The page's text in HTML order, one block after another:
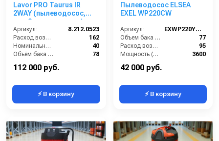
Lavor PRO Taurus IR
2WAY (пылеводосос,
для 2-х операторов)
Артикул:
8.212.0523
Расход воздуха (л/сек):
162
Номинальный диаметр принадлежностей (мм):
40
Объём бака (л):
78
112 000 руб.
⚡ В корзину
Пылеводосос ELSEA
EXEL WP220CW
Артикул:
EXWP220YCW2
Объем бака (л):
77
Расход воздуха (л/сек):
95
Мощность (Вт):
3600
Напряжение (В):
42 000 руб.
⚡ В корзину